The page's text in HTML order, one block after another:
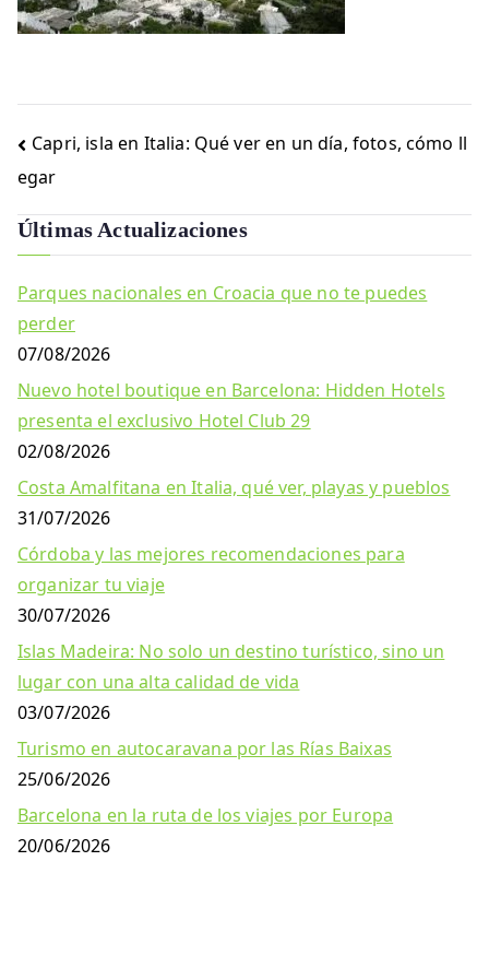
Navegación
de
entradas
Capri, isla en Italia: Qué ver en un día, fotos, cómo ll
egar
Últimas Actualizaciones
Parques nacionales en Croacia que no te puedes
perder
07/08/2026
Nuevo hotel boutique en Barcelona: Hidden Hotels
presenta el exclusivo Hotel Club 29
02/08/2026
Costa Amalfitana en Italia, qué ver, playas y pueblos
31/07/2026
Córdoba y las mejores recomendaciones para
organizar tu viaje
30/07/2026
Islas Madeira: No solo un destino turístico, sino un
lugar con una alta calidad de vida
03/07/2026
Turismo en autocaravana por las Rías Baixas
25/06/2026
Barcelona en la ruta de los viajes por Europa
20/06/2026